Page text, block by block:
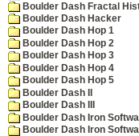
Boulder Dash Fractal
Boulder Dash Hacker
Boulder Dash Hop 1
Boulder Dash Hop 2
Boulder Dash Hop 3
Boulder Dash Hop 4
Boulder Dash Hop 5
Boulder Dash II
Boulder Dash III
Boulder Dash Iron
Boulder Dash Iron